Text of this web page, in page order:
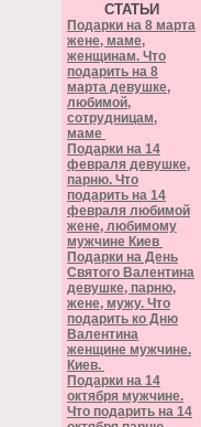
СТАТЬИ
Подарки на 8 марта
жене, маме,
женщинам. Что
подарить на 8
марта девушке,
любимой,
сотрудницам,
маме
Подарки на 14
февраля девушке,
парню. Что
подарить на 14
февраля любимой
жене, любимому
мужчине Киев
Подарки на День
Святого Валентина
девушке, парню,
жене, мужу. Что
подарить ко Дню
Валентина
женщине мужчине.
Киев.
Подарки на 14
октября мужчине.
Что подарить на 14